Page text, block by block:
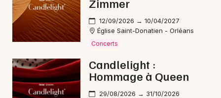
Zimmer
12/09/2026 → 10/04/2027
Église Saint-Donatien - Orléans
Concerts
Candlelight :
Hommage à Queen
29/08/2026 → 31/10/2026